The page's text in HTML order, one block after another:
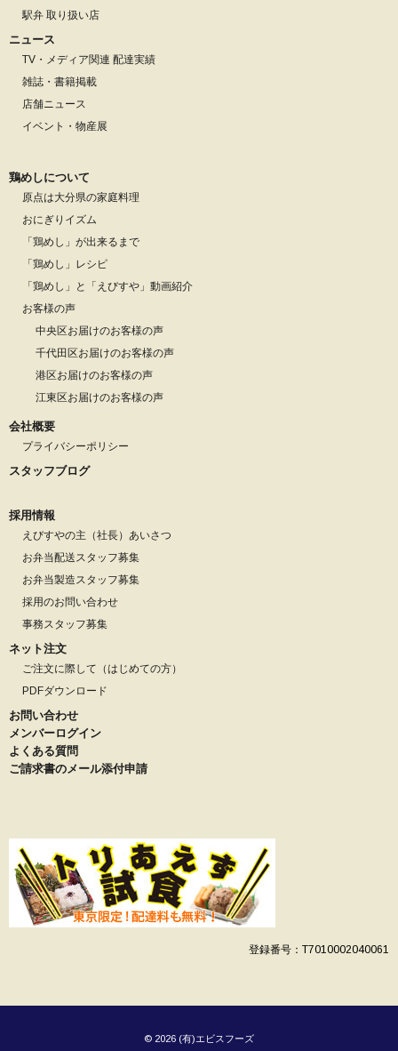
駅弁 取り扱い店
ニュース
TV・メディア関連 配達実績
雑誌・書籍掲載
店舗ニュース
イベント・物産展
鶏めしについて
原点は大分県の家庭料理
おにぎりイズム
「鶏めし」が出来るまで
「鶏めし」レシピ
「鶏めし」と「えびすや」動画紹介
お客様の声
中央区お届けのお客様の声
千代田区お届けのお客様の声
港区お届けのお客様の声
江東区お届けのお客様の声
会社概要
プライバシーポリシー
スタッフブログ
採用情報
えびすやの主（社長）あいさつ
お弁当配送スタッフ募集
お弁当製造スタッフ募集
採用のお問い合わせ
事務スタッフ募集
ネット注文
ご注文に際して（はじめての方）
PDFダウンロード
お問い合わせ
メンバーログイン
よくある質問
ご請求書のメール添付申請
登録番号：T7010002040061
© 2026 (有)エビスフーズ